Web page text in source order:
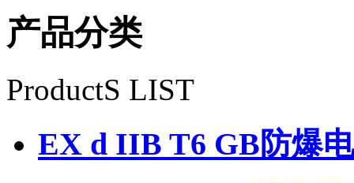
产品分类
ProductS LIST
EX d IIB T6 GB防爆